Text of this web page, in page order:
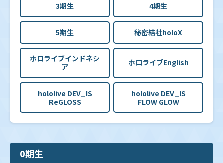
3期生 4期生
5期生 秘密結社holoX
ホロライブインドネシ
ア
ホロライブEnglish
hololive DEV_IS
ReGLOSS
hololive DEV_IS
FLOW GLOW
0期生